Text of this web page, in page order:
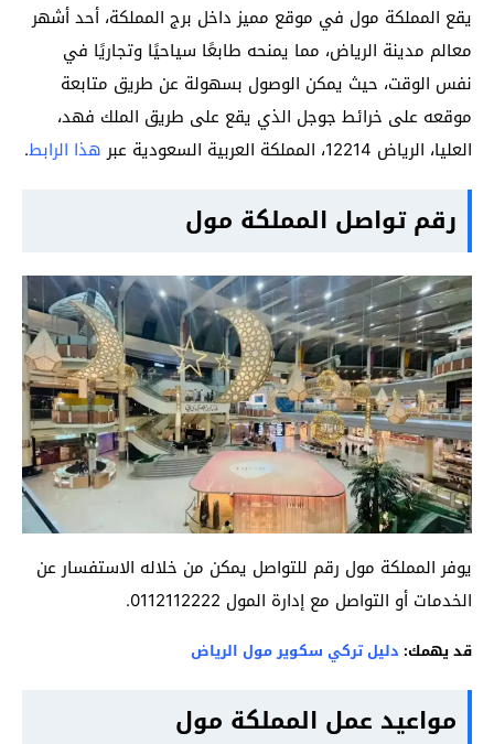
يقع المملكة مول في موقع مميز داخل برج المملكة، أحد أشهر
معالم مدينة الرياض، مما يمنحه طابعًا سياحيًا وتجاريًا في
نفس الوقت، حيث يمكن الوصول بسهولة عن طريق متابعة
موقعه على خرائط جوجل الذي يقع على طريق الملك فهد،
العليا، الرياض 12214، المملكة العربية السعودية عبر
هذا الرابط.
رقم تواصل المملكة مول
يوفر المملكة مول رقم للتواصل يمكن من خلاله الاستفسار عن
الخدمات أو التواصل مع إدارة المول 0112112222.
قد يهمك: دليل تركي سكوير مول الرياض
مواعيد عمل المملكة مول